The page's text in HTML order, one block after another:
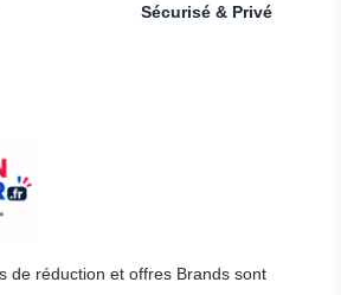
Sécurisé & Privé
de réduction et offres Brands sont